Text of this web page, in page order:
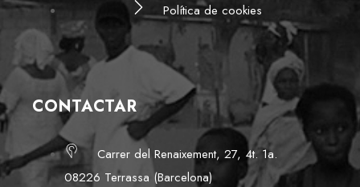
Política de cookies
CONTACTAR
Carrer del Renaixement, 27, 4t. 1a.
08226 Terrassa (Barcelona)